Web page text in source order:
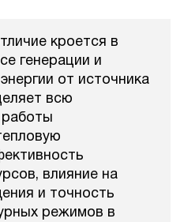
кроется в
генерации и
от источника
всю
влияние на
и точность
режимов в